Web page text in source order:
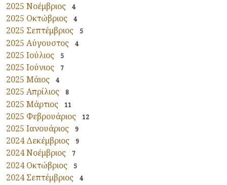
2025 Νοέμβριος 4
2025 Οκτώβριος 4
2025 Σεπτέμβριος 5
2025 Αύγουστος 4
2025 Ιούλιος 5
2025 Ιούνιος 7
2025 Μάιος 4
2025 Απρίλιος 8
2025 Μάρτιος 11
2025 Φεβρουάριος 12
2025 Ιανουάριος 9
2024 Δεκέμβριος 9
2024 Νοέμβριος 7
2024 Οκτώβριος 5
2024 Σεπτέμβριος 4